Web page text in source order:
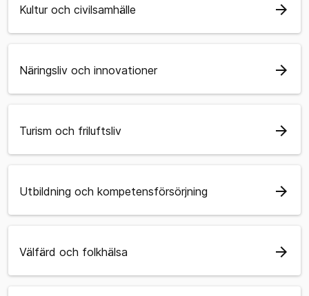
Kultur och civilsamhälle arrow_forward
Näringsliv och innovationer arrow_forward
Turism och friluftsliv arrow_forward
Utbildning och kompetensförsörjning arrow_forward
Välfärd och folkhälsa arrow_forward